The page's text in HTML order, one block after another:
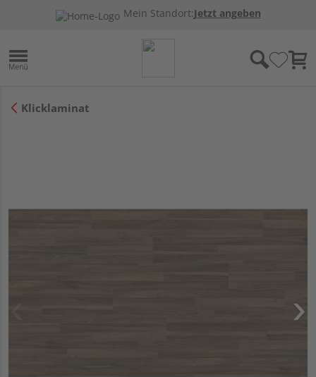
Mein Standort:Jetzt angeben
Klicklaminat